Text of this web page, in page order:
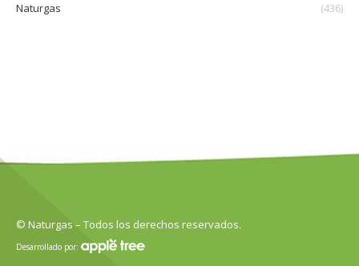
Naturgas
(436)
© Naturgas – Todos los derechos reservados.
Desarrollado por: